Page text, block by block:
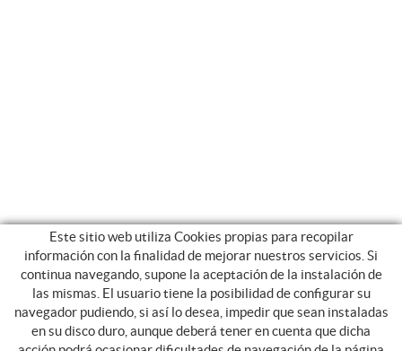
Este sitio web utiliza Cookies propias para recopilar
información con la finalidad de mejorar nuestros servicios. Si
continua navegando, supone la aceptación de la instalación de
las mismas. El usuario tiene la posibilidad de configurar su
navegador pudiendo, si así lo desea, impedir que sean instaladas
en su disco duro, aunque deberá tener en cuenta que dicha